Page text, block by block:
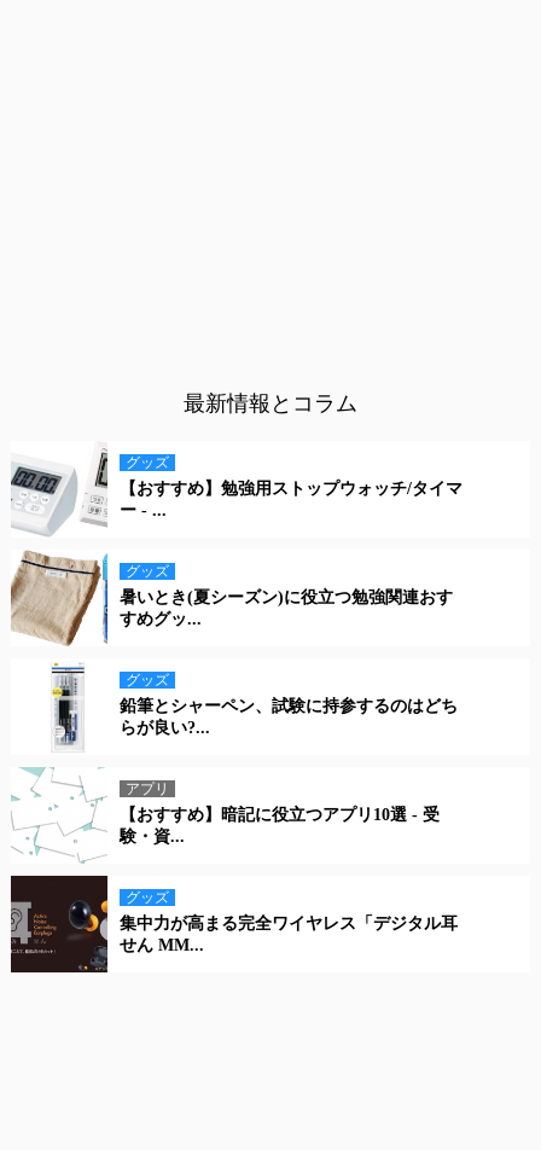
最新情報とコラム
グッズ
【おすすめ】勉強用ストップウォッチ/タイマ
ー - ...
グッズ
暑いとき(夏シーズン)に役立つ勉強関連おす
すめグッ...
グッズ
鉛筆とシャーペン、試験に持参するのはどち
らが良い?...
アプリ
【おすすめ】暗記に役立つアプリ10選 - 受
験・資...
グッズ
集中力が高まる完全ワイヤレス「デジタル耳
せん MM...